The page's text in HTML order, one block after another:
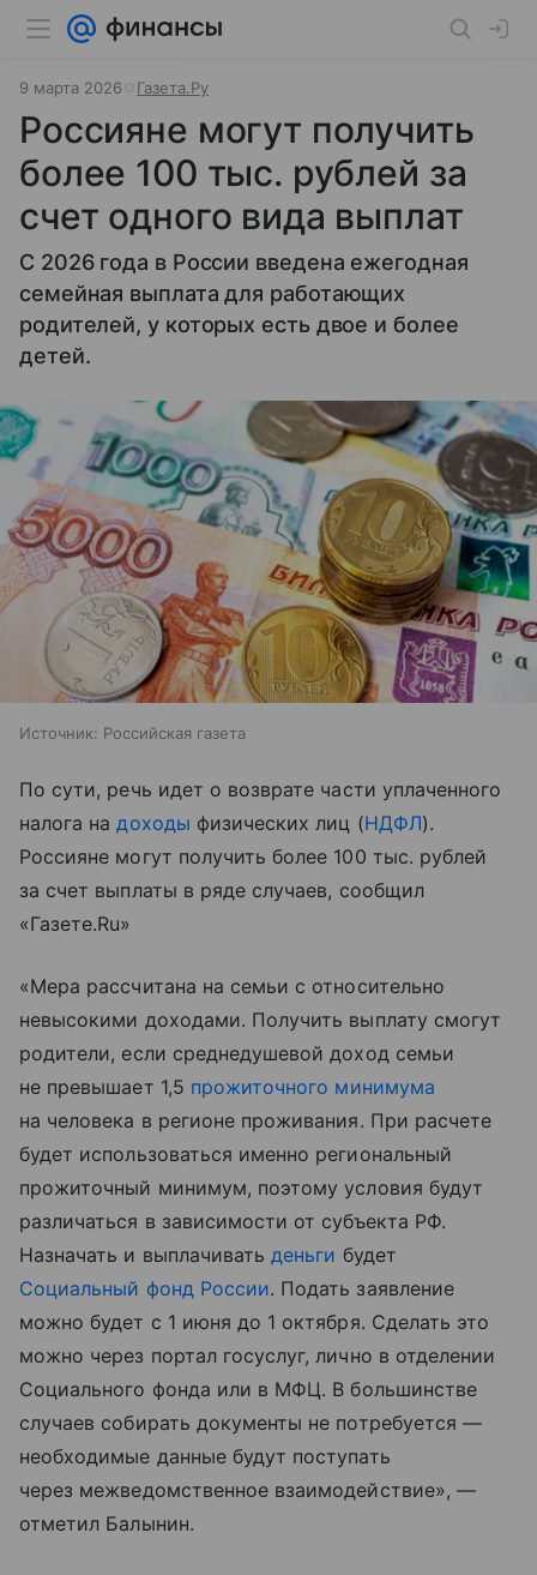
9 марта 2026 Газета.Ру
Россияне могут получить
более 100 тыс. рублей за
счет одного вида выплат
С 2026 года в России введена ежегодная
семейная выплата для работающих
родителей, у которых есть двое и более
детей.
Источник: Российская газета
По сути, речь идет о возврате части уплаченного
налога надоходы физических лиц (НДФЛ).
Россияне могут получить более 100 тыс. рублей
за счет выплаты в ряде случаев, сообщил
«Газете.Ru»
«Мера рассчитана на семьи с относительно
невысокими доходами. Получить выплату смогут
родители, если среднедушевой доход семьи
не превышает 1,5 прожиточного минимума
на человека в регионе проживания. При расчете
будет использоваться именно региональный
прожиточный минимум, поэтому условия будут
различаться в зависимости от субъекта РФ.
Назначать и выплачиватьденьги будет
Социальный фонд России. Подать заявление
можно будет с 1 июня до 1 октября. Сделать это
можно через портал госуслуг, лично в отделении
Социального фонда или в МФЦ. В большинстве
случаев собирать документы не потребуется —
необходимые данные будут поступать
через межведомственное взаимодействие», —
отметил Балынин.